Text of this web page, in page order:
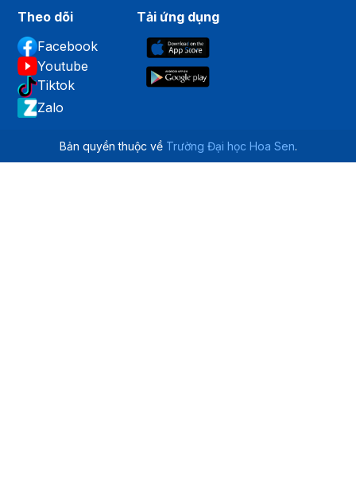
Theo dõi
Facebook
Youtube
Tiktok
Zalo
Tải ứng dụng
Bản quyền thuộc về Trường Đại học Hoa Sen.